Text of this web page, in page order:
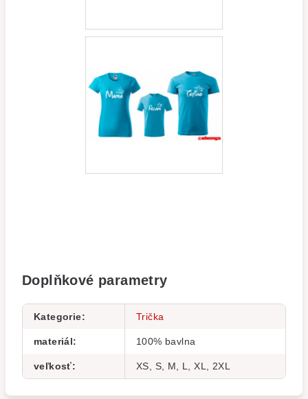
Doplňkové parametry
Kategorie: Trička
materiál: 100% bavlna
veľkosť: XS, S, M, L, XL, 2XL